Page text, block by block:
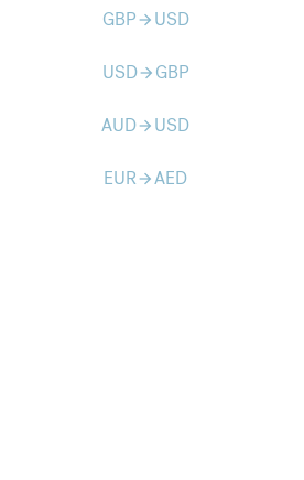
GBParrow_forward USD
USDarrow_forward GBP
AUDarrow_forward USD
EURarrow_forwardAED